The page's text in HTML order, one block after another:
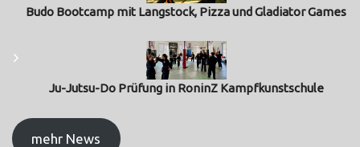
Budo Bootcamp mit Langstock, Pizza und Gladiator Games
Ju-Jutsu-Do Prüfung in RoninZ Kampfkunstschule
mehr News